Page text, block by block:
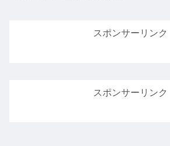
スポンサーリンク
スポンサーリンク